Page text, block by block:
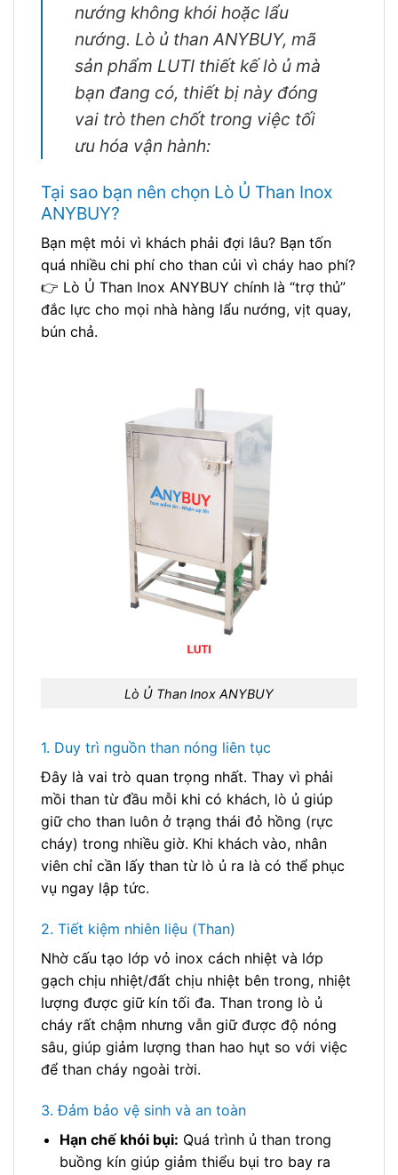
nướng không khói hoặc lẩu
nướng. Lò ủ than ANYBUY, mã
sản phẩm LUTI thiết kế lò ủ mà
bạn đang có, thiết bị này đóng
vai trò then chốt trong việc tối
ưu hóa vận hành:
Tại sao bạn nên chọn Lò Ủ Than Inox
ANYBUY?
Bạn mệt mỏi vì khách phải đợi lâu? Bạn tốn
quá nhiều chi phí cho than củi vì cháy hao phí?
👉 Lò Ủ Than Inox ANYBUY chính là “trợ thủ”
đắc lực cho mọi nhà hàng lẩu nướng, vịt quay,
bún chả.
Lò Ủ Than Inox ANYBUY
1. Duy trì nguồn than nóng liên tục
Đây là vai trò quan trọng nhất. Thay vì phải
mồi than từ đầu mỗi khi có khách, lò ủ giúp
giữ cho than luôn ở trạng thái đỏ hồng (rực
cháy) trong nhiều giờ. Khi khách vào, nhân
viên chỉ cần lấy than từ lò ủ ra là có thể phục
vụ ngay lập tức.
2. Tiết kiệm nhiên liệu (Than)
Nhờ cấu tạo lớp vỏ inox cách nhiệt và lớp
gạch chịu nhiệt/đất chịu nhiệt bên trong, nhiệt
lượng được giữ kín tối đa. Than trong lò ủ
cháy rất chậm nhưng vẫn giữ được độ nóng
sâu, giúp giảm lượng than hao hụt so với việc
để than cháy ngoài trời.
3. Đảm bảo vệ sinh và an toàn
Hạn chế khói bụi: Quá trình ủ than trong
buồng kín giúp giảm thiểu bụi tro bay ra